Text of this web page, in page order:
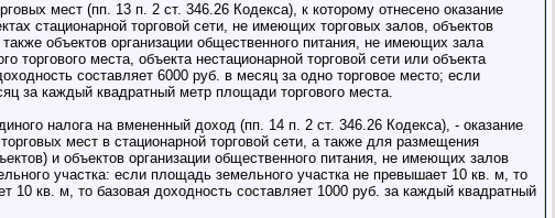
мест (пп. 13 п. 2 ст. 346.26 Кодекса), к которому отнесено оказание
стационарной торговой сети, не имеющих торговых залов, объектов
объектов организации общественного питания, не имеющих зала
места, объекта нестационарной торговой сети или объекта
составляет 6000 руб. в месяц за одно торговое место; если
за каждый квадратный метр площади торгового места.
налога на вмененный доход (пп. 14 п. 2 ст. 346.26 Кодекса), - оказание
мест в стационарной торговой сети, а также для размещения
и объектов организации общественного питания, не имеющих залов
участка: если площадь земельного участка не превышает 10 кв. м, то
кв. м, то базовая доходность составляет 1000 руб. за каждый квадратный